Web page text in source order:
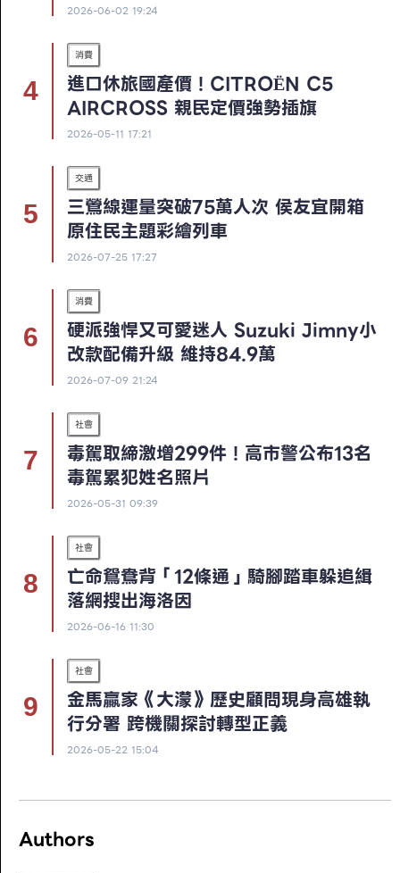
2026-06-02 19:24
消費
進口休旅國產價！CITROËN C5
AIRCROSS 親民定價強勢插旗
2026-05-11 17:21
交通
三鶯線運量突破75萬人次 侯友宜開箱
原住民主題彩繪列車
2026-07-25 17:27
消費
硬派強悍又可愛迷人 Suzuki Jimny小
改款配備升級 維持84.9萬
2026-07-09 21:24
社會
毒駕取締激增299件！高市警公布13名
毒駕累犯姓名照片
2026-05-31 09:39
社會
亡命鴛鴦背「12條通」騎腳踏車躲追緝
落網搜出海洛因
2026-06-16 11:30
社會
金馬贏家《大濛》歷史顧問現身高雄執
行分署 跨機關探討轉型正義
2026-05-22 15:04
Authors